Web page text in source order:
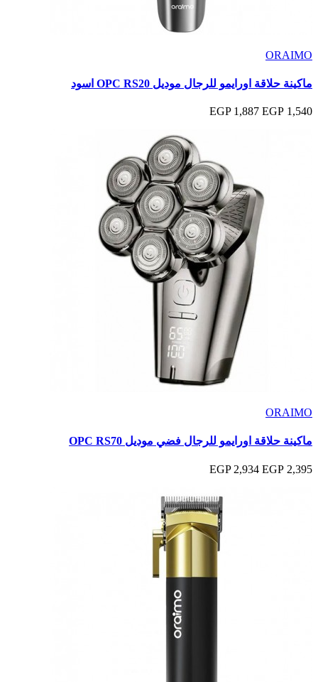
ORAIMO
ماكينة حلاقة اورايمو للرجال موديل OPC RS20 اسود
1,540 EGP
1,887 EGP
ORAIMO
ماكينة حلاقة اورايمو للرجال فضي موديل OPC RS70
2,395 EGP
2,934 EGP